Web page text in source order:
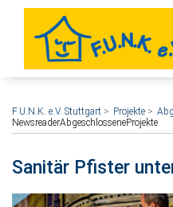
F.U.N.K. e.V. Stuttgart Projekte
NewsreaderAbgeschlosseneProjekte
Sanitär Pfister